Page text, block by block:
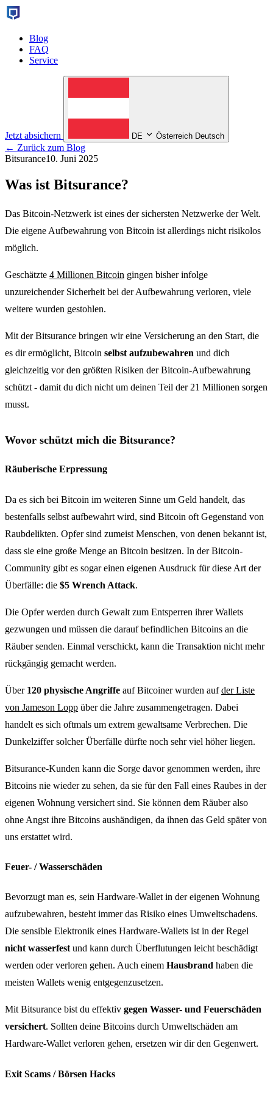
Blog
FAQ
Service
Jetzt absichern DE Österreich Deutsch
← Zurück zum Blog
Bitsurance10. Juni 2025
Was ist Bitsurance?
Das Bitcoin-Netzwerk ist eines der sichersten Netzwerke der Welt.
Die eigene Aufbewahrung von Bitcoin ist allerdings nicht risikolos
möglich.
Geschätzte 4 Millionen Bitcoin gingen bisher infolge
unzureichender Sicherheit bei der Aufbewahrung verloren, viele
weitere wurden gestohlen.
Mit der Bitsurance bringen wir eine Versicherung an den Start, die
es dir ermöglicht, Bitcoin selbst aufzubewahren und dich
gleichzeitig vor den größten Risiken der Bitcoin-Aufbewahrung
schützt - damit du dich nicht um deinen Teil der 21 Millionen sorgen
musst.
Wovor schützt mich die Bitsurance?
Räuberische Erpressung
Da es sich bei Bitcoin im weiteren Sinne um Geld handelt, das
bestenfalls selbst aufbewahrt wird, sind Bitcoin oft Gegenstand von
Raubdelikten. Opfer sind zumeist Menschen, von denen bekannt ist,
dass sie eine große Menge an Bitcoin besitzen. In der Bitcoin-
Community gibt es sogar einen eigenen Ausdruck für diese Art der
Überfälle: die $5 Wrench Attack.
Die Opfer werden durch Gewalt zum Entsperren ihrer Wallets
gezwungen und müssen die darauf befindlichen Bitcoins an die
Räuber senden. Einmal verschickt, kann die Transaktion nicht mehr
rückgängig gemacht werden.
Über 120 physische Angriffe auf Bitcoiner wurden aufder Liste
von Jameson Lopp über die Jahre zusammengetragen. Dabei
handelt es sich oftmals um extrem gewaltsame Verbrechen. Die
Dunkelziffer solcher Überfälle dürfte noch sehr viel höher liegen.
Bitsurance-Kunden kann die Sorge davor genommen werden, ihre
Bitcoins nie wieder zu sehen, da sie für den Fall eines Raubes in der
eigenen Wohnung versichert sind. Sie können dem Räuber also
ohne Angst ihre Bitcoins aushändigen, da ihnen das Geld später von
uns erstattet wird.
Feuer- / Wasserschäden
Bevorzugt man es, sein Hardware-Wallet in der eigenen Wohnung
aufzubewahren, besteht immer das Risiko eines Umweltschadens.
Die sensible Elektronik eines Hardware-Wallets ist in der Regel
nicht wasserfest und kann durch Überflutungen leicht beschädigt
werden oder verloren gehen. Auch einem Hausbrand haben die
meisten Wallets wenig entgegenzusetzen.
Mit Bitsurance bist du effektiv gegen Wasser- und Feuerschäden
versichert. Sollten deine Bitcoins durch Umweltschäden am
Hardware-Wallet verloren gehen, ersetzen wir dir den Gegenwert.
Exit Scams / Börsen Hacks